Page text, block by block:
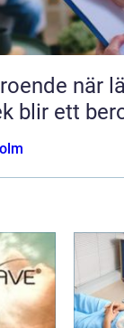
längtan
blir ett